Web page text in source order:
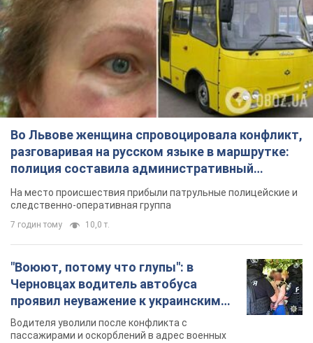
Во Львове женщина спровоцировала конфликт,
разговаривая на русском языке в маршрутке:
полиция составила административный
протокол. Видео
На место происшествия прибыли патрульные полицейские и
следственно-оперативная группа
7 годин тому 10,0 т.
"Воюют, потому что глупы": в
Черновцах водитель автобуса
проявил неуважение к украинским
военным и поплатился за это.
Видео
Водителя уволили после конфликта с
пассажирами и оскорблений в адрес военных